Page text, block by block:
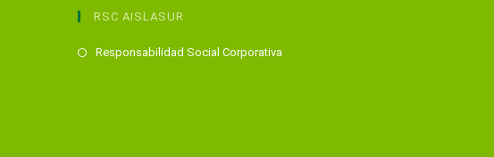
RSC AISLASUR
Responsabilidad Social Corporativa